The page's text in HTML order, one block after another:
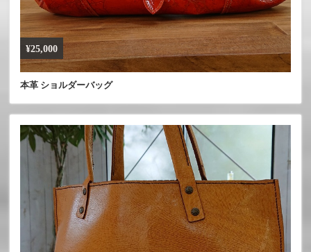
¥25,000
本革 ショルダーバッグ